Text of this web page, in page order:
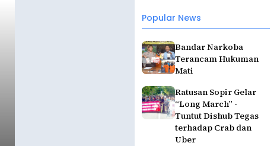
Popular News
Bandar Narkoba
Terancam Hukuman
Mati
Ratusan Sopir Gelar
“Long March” -
Tuntut Dishub Tegas
terhadap Crab dan
Uber